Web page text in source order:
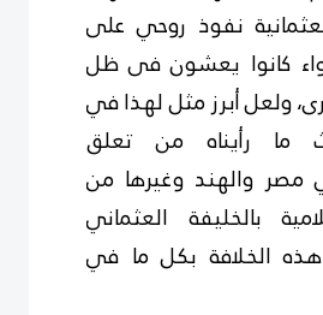
نفوذ روحي على
كانوا يعشون فى ظل
ولعل أبرز مثل لهذا في
ما رأيناه من تعلق
والهند وغيرها من
بالخليفة العثماني
الخلافة بكل ما في